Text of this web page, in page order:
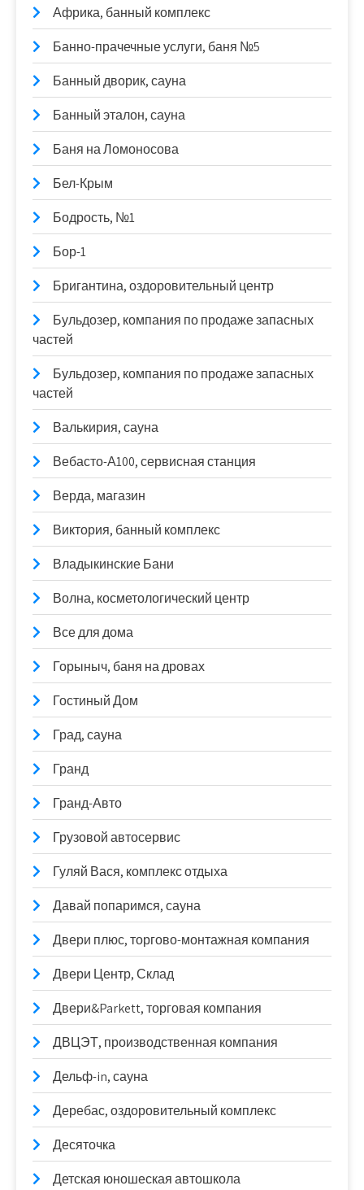
Африка, банный комплекс
Банно-прачечные услуги, баня №5
Банный дворик, сауна
Банный эталон, сауна
Баня на Ломоносова
Бел-Крым
Бодрость, №1
Бор-1
Бригантина, оздоровительный центр
Бульдозер, компания по продаже запасных
частей
Бульдозер, компания по продаже запасных
частей
Валькирия, сауна
Вебасто-А100, сервисная станция
Верда, магазин
Виктория, банный комплекс
Владыкинские Бани
Волна, косметологический центр
Все для дома
Горыныч, баня на дровах
Гостиный Дом
Град, сауна
Гранд
Гранд-Авто
Грузовой автосервис
Гуляй Вася, комплекс отдыха
Давай попаримся, сауна
Двери плюс, торгово-монтажная компания
Двери Центр, Склад
Двери&Parkett, торговая компания
ДВЦЭТ, производственная компания
Дельф-in, сауна
Деребас, оздоровительный комплекс
Десяточка
Детская юношеская автошкола